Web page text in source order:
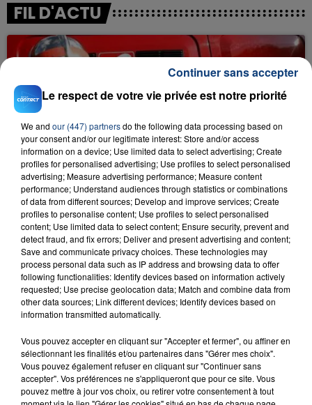
FIL D'ACTU
23 juillet 2026
INCENDIE MORTEL À LENS : UNE FEMME ET
SON BÉBÉ ENTRE LA VIE ET LA...
Un homme s'est immolé par le feu après avoir
aspergé sa compagne et leur bébé de trois mois
d'un liquide inflammable.
UNE ADOLESCENTE DEVANT SE FAIRE
OPÉRER DE LA CHEVILLE RESSORT DE LA...
La famille a porté plainte contre la clinique qui a
reconnu sa responsabilité et présenté ses
Le respect de votre vie privée est notre priorité
We and our (447) partnersdo the following data processing based on
your consent and/or our legitimate interest: Store and/or access
information on a device; Use limited data to select advertising; Create
profiles for personalised advertising; Use profiles to select personalised
advertising; Measure advertising performance; Measure content
performance; Understand audiences through statistics or combinations
of data from different sources; Develop and improve services; Create
profiles to personalise content; Use profiles to select personalised
content; Use limited data to select content; Ensure security, prevent and
detect fraud, and fix errors; Deliver and present advertising and content;
Save and communicate privacy choices. These technologies may
process personal data such as IP address and browsing data to offer
following functionalities: Identify devices based on information actively
requested; Use precise geolocation data; Match and combine data from
other data sources; Link different devices; Identify devices based on
information transmitted automatically.
Vous pouvez accepter en cliquant sur "Accepter et fermer", ou affiner en
sélectionnant les finalités et/ou partenaires dans "Gérer mes choix".
Vous pouvez également refuser en cliquant sur "Continuer sans
accepter". Vos préférences ne s'appliqueront que pour ce site. Vous
pouvez mettre à jour vos choix, ou retirer votre consentement à tout
Continuer sans accepter